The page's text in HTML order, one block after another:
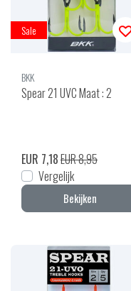
Sale
BKK
Spear 21 UVC Maat : 2
EUR 7,18EUR 8,95
Vergelijk
Bekijken